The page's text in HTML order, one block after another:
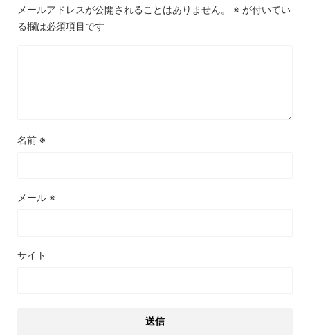
メールアドレスが公開されることはありません。 ※ が付いてい
る欄は必須項目です
名前 ※
メール ※
サイト